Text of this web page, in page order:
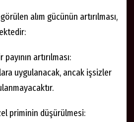
alım gücünün artırılması,
artırılması:
uygulanacak, ancak işsizler
priminin düşürülmesi: